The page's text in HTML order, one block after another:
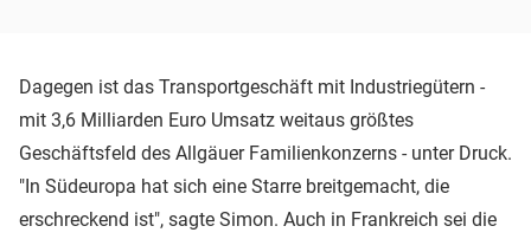
Dagegen ist das Transportgeschäft mit Industriegütern -
mit 3,6 Milliarden Euro Umsatz weitaus größtes
Geschäftsfeld des Allgäuer Familienkonzerns - unter Druck.
"In Südeuropa hat sich eine Starre breitgemacht, die
erschreckend ist", sagte Simon. Auch in Frankreich sei die